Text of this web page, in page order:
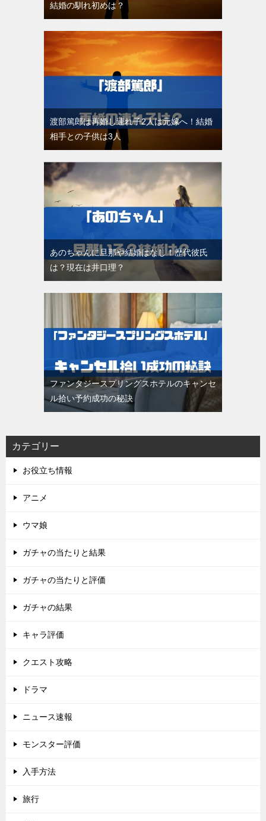
結婚の馴れ初めは？
渡部篤郎は再婚し連れ子2人は元嫁へ！結婚
相手との子供は3人
あのちゃんに旦那や結婚はなし！歴代彼氏
は？現在は井口理？
ファンタジースプリングスホテルのキャンセ
ル拾い予約成功の秘訣
カテゴリー
お役立ち情報
アニメ
ウマ娘
ガチャの当たりと結果
ガチャの当たりと評価
ガチャの結果
キャラ評価
クエスト攻略
ドラマ
ニュース速報
モンスター評価
入手方法
旅行